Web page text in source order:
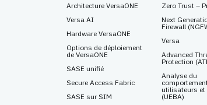
Architecture VersaONE
Versa AI
Hardware VersaONE
Options de déploiement
de VersaONE
SASE unifié
Secure Access Fabric
SASE sur SIM
Zero Trust –
Next
Firewall
Versa
Advanced
Protection
Analyse du
utilisateurs et
(UEBA)